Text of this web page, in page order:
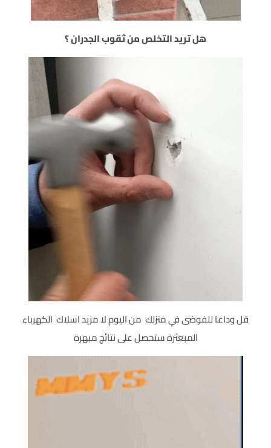
هل تريد التخلص من ثقوب الجدران ؟
قل وداعا للفوضى في منزلك من اليوم لا مزيد اسلاك الكهرباء
المبعثرة ستحصل على نتائج مبهرة